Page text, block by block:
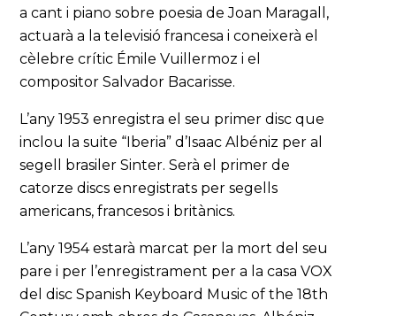
a cant i piano sobre poesia de Joan Maragall,
actuarà a la televisió francesa i coneixerà el
cèlebre crític Émile Vuillermoz i el
compositor Salvador Bacarisse.
L’any 1953 enregistra el seu primer disc que
inclou la suite “Iberia” d’Isaac Albéniz per al
segell brasiler Sinter. Serà el primer de
catorze discs enregistrats per segells
americans, francesos i britànics.
L’any 1954 estarà marcat per la mort del seu
pare i per l’enregistrament per a la casa VOX
del disc Spanish Keyboard Music of the 18th